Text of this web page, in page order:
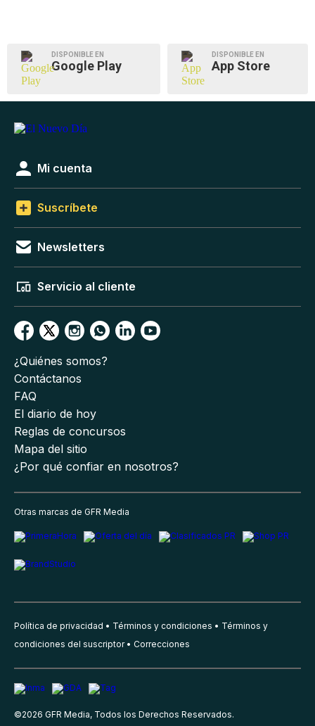
DISPONIBLE EN
Google Play
DISPONIBLE EN
App Store
Mi cuenta
Suscríbete
Newsletters
Servicio al cliente
¿Quiénes somos?
Contáctanos
FAQ
El diario de hoy
Reglas de concursos
Mapa del sitio
¿Por qué confiar en nosotros?
Otras marcas de GFR Media
Política de privacidad Términos y condiciones
Términos y
condiciones del suscriptor
Correcciones
©2026 GFR Media, Todos los Derechos Reservados.